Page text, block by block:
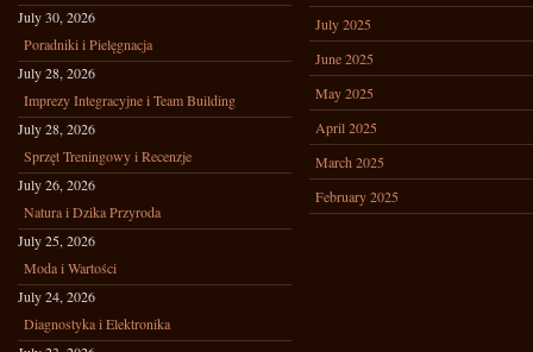
July 30, 2026
Poradniki i Pielęgnacja
July 28, 2026
Imprezy Integracyjne i Team Building
July 28, 2026
Sprzęt Treningowy i Recenzje
July 26, 2026
Natura i Dzika Przyroda
July 25, 2026
Moda i Wartości
July 24, 2026
Diagnostyka i Elektronika
July 2025
June 2025
May 2025
April 2025
March 2025
February 2025